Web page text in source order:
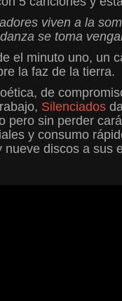
viven a la
se toma
el minuto uno, un
la faz de la tierra.
de
Silenciados
pero sin perder
y consumo
discos a sus